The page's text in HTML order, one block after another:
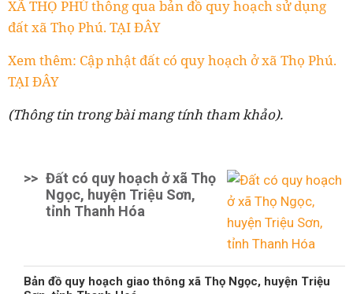
XÃ THỌ PHÚ thông qua bản đồ quy hoạch sử dụng
đất xã Thọ Phú. TẠI ĐÂY
Xem thêm: Cập nhật đất có quy hoạch ở xã Thọ Phú.
TẠI ĐÂY
(Thông tin trong bài mang tính tham khảo).
>> Đất có quy hoạch ở xã Thọ
Ngọc, huyện Triệu Sơn,
tỉnh Thanh Hóa
Bản đồ quy hoạch giao thông xã Thọ Ngọc, huyện Triệu